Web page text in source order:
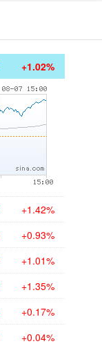
+1.02%
+1.42%
+0.93%
+1.01%
+1.35%
+0.17%
+0.04%